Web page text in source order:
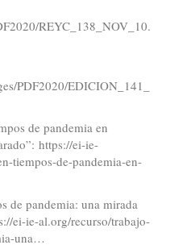
REYC_138_NOV_10.
PDF2020/EDICION_141_
de pandemia en
https://ei-ie-
tiempos-de-pandemia-en-
de pandemia: una mirada
ei-ie-al.org/recurso/trabajo-
una…